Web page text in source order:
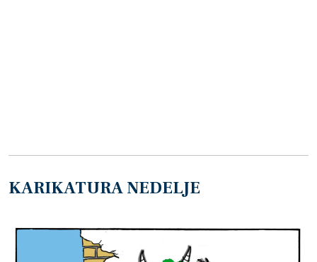
KARIKATURA NEDELJE